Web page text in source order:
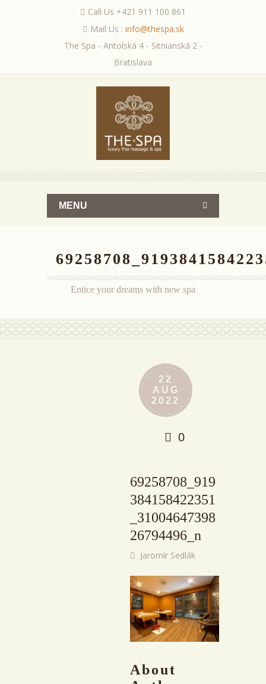
Call Us +421 911 100 861
Mail Us : info@thespa.sk
The Spa - Antolská 4 - Sitnianská 2 -
Bratislava
MENU
Entice your dreams with new spa
22
AUG
2022
0
69258708_919
384158422351
_31004647398
26794496_n
Jaromír Sedlák
About